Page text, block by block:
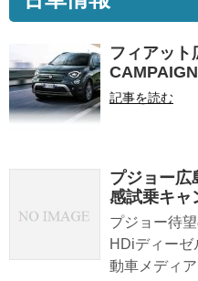
フィアッ
記事を読む
プジョー
感試乗キャ
プジョー待
HDiディーゼ
動車メディ